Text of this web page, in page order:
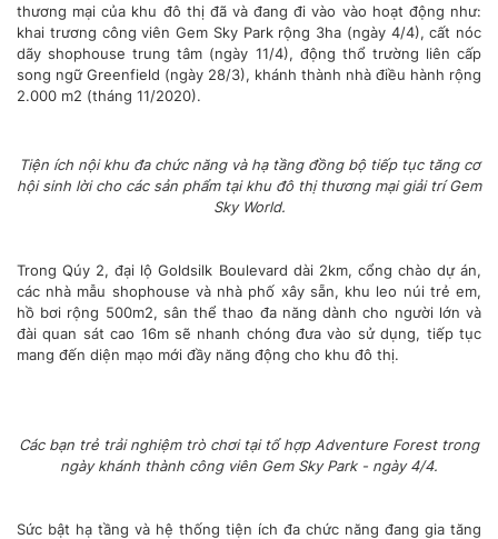
thương mại của khu đô thị đã và đang đi vào vào hoạt động như:
khai trương công viên Gem Sky Park rộng 3ha (ngày 4/4), cất nóc
dãy shophouse trung tâm (ngày 11/4), động thổ trường liên cấp
song ngữ Greenfield (ngày 28/3), khánh thành nhà điều hành rộng
2.000 m2 (tháng 11/2020).
Tiện ích nội khu đa chức năng và hạ tầng đồng bộ tiếp tục tăng cơ
hội sinh lời cho các sản phẩm tại khu đô thị thương mại giải trí Gem
Sky World.
Trong Qúy 2, đại lộ Goldsilk Boulevard dài 2km, cổng chào dự án,
các nhà mẫu shophouse và nhà phố xây sẵn, khu leo núi trẻ em,
hồ bơi rộng 500m2, sân thể thao đa năng dành cho người lớn và
đài quan sát cao 16m sẽ nhanh chóng đưa vào sử dụng, tiếp tục
mang đến diện mạo mới đầy năng động cho khu đô thị.
Các bạn trẻ trải nghiệm trò chơi tại tổ hợp Adventure Forest trong
ngày khánh thành công viên Gem Sky Park - ngày 4/4.
Sức bật hạ tầng và hệ thống tiện ích đa chức năng đang gia tăng